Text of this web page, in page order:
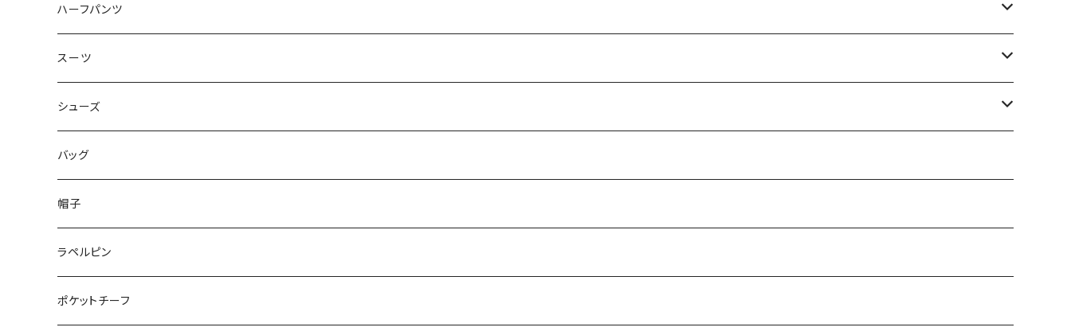
50/XL～
48/L
50/XL～
46/M
48/L
50/XL～
～44/S
46/M
48/L
50/XL～
ハーフパンツ
～44/S
46/M
48/L
50/XL～
スーツ
～44/S
46/M
48/L
50/XL～
シューズ
～25.5cm
26cm～
27cm～
28cm～
バッグ
帽子
ラペルピン
ポケットチーフ